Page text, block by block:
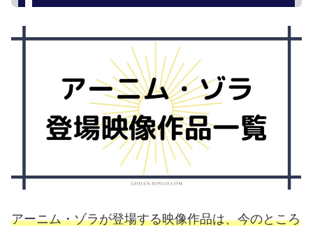
アーニム・ゾラが登場する映像作品は、今のところ